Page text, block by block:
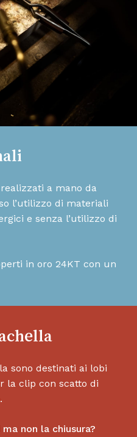
a mano da
l’utilizzo di materiali
e senza l’utilizzo di
in oro 24KT con un
sono destinati ai lobi
la clip con scatto di
non la chiusura?